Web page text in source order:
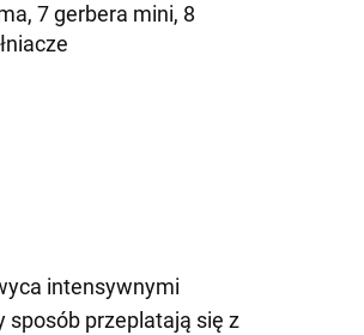
7 gerbera mini, 8
intensywnymi
sposób przeplatają się z